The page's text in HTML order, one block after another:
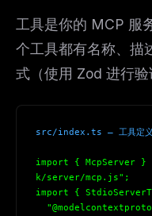
工具是你的 MCP 服
个工具都有名称、描
式（使用 Zod 进行验
src/index.ts — 工具定义
import { McpServer }
k/server/mcp.js";
import {